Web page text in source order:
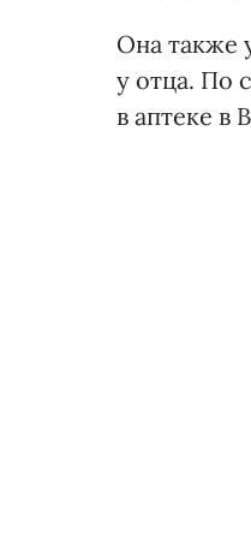
Она также
у отца. По
в аптеке в